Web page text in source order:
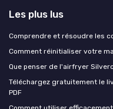
Les plus lus
Comprendre et résoudre les
Comment réinitialiser votre
Que penser de l'airfryer
Téléchargez gratuitement le
PDF